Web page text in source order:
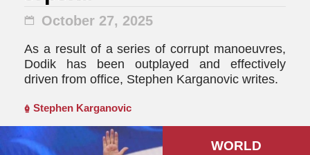
October 27, 2025
As a result of a series of corrupt manoeuvres,
Dodik has been outplayed and effectively
driven from office, Stephen Karganovic writes.
Stephen Karganovic
WORLD